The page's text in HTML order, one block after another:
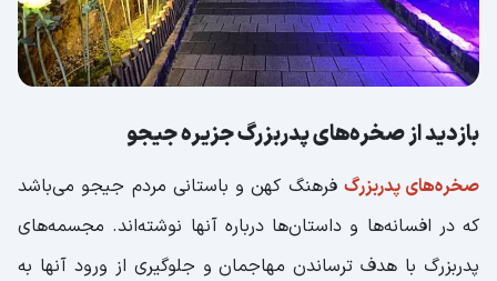
بازدید از صخره‌های پدربزرگ جزیره جیجو
صخره‌های پدربزرگ فرهنگ کهن و باستانی مردم جیجو می‌باشد
که در افسانه‌ها و داستان‌ها درباره آنها نوشته‌اند. مجسمه‌های
پدربزرگ با هدف ترساندن مهاجمان و جلوگیری از ورود آنها به